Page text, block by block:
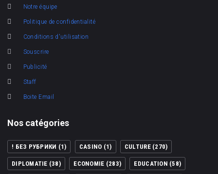
Notre équipe
Politique de confidentialité
Conditions d'utilisation
Souscrire
Publicité
Staff
Boite Email
Nos catégories
! БЕЗ РУБРИКИ (1) CASINO (1) CULTURE(270)
DIPLOMATIE (38) ECONOMIE (283) EDUCATION (58)